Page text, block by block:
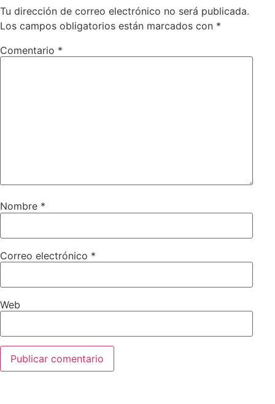
Tu dirección de correo electrónico no será publicada.
Los campos obligatorios están marcados con *
Comentario *
Nombre *
Correo electrónico *
Web